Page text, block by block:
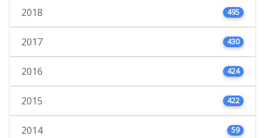
2018 495
2017 430
2016 424
2015 422
2014 59